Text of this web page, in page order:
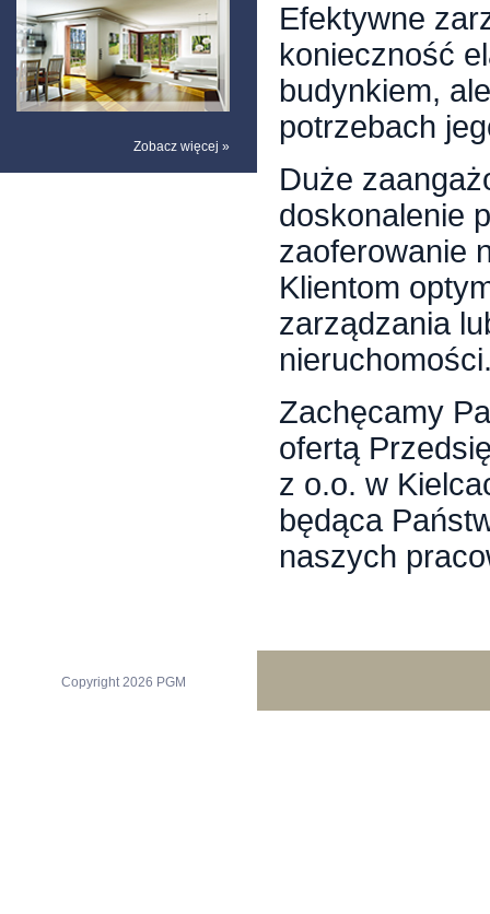
Zobacz więcej »
Efektywne
konieczność
budynkiem,
potrzebach
Duże
doskonalenie
zaoferowanie
Klientom
zarządzania
Zachęcamy
ofertą
z o.o. w
będąca
naszych
Copyright 2026 PGM